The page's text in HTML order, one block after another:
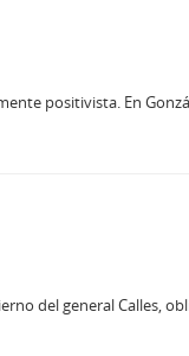
positivista. En
del general Calles,